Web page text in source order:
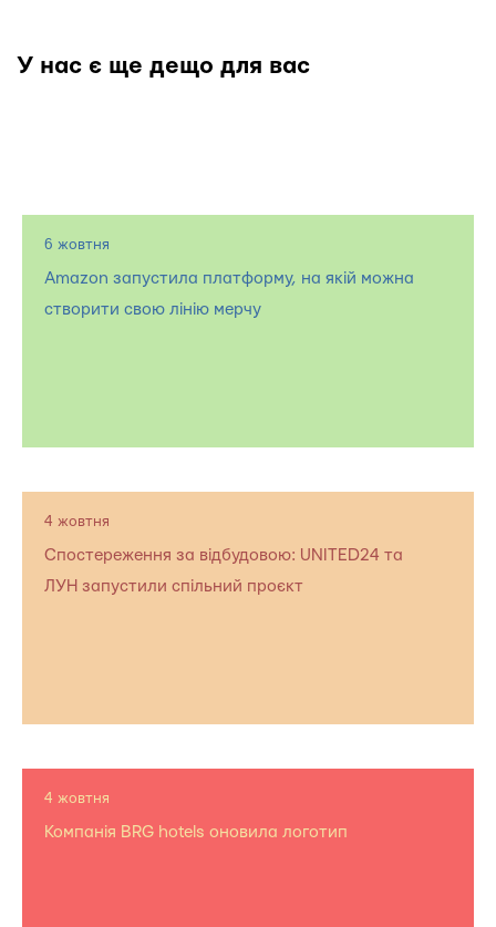
У нас є ще дещо для вас
6 жовтня
Amazon запустила платформу, на якій можна
створити свою лінію мерчу
4 жовтня
Спостереження за відбудовою: UNITED24 та
ЛУН запустили спільний проєкт
4 жовтня
Компанія BRG hotels оновила логотип